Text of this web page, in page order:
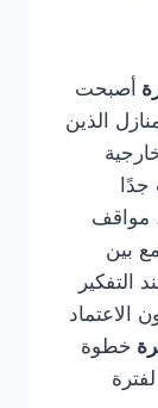
أصبحت
الذين
مواقف
بين
التفكير
الاعتماد
خطوة